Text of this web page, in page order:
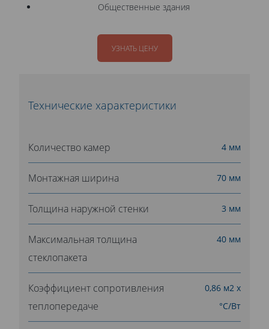
Общественные здания
УЗНАТЬ ЦЕНУ
Технические характеристики
Количество камер 4 мм
Монтажная ширина 70 мм
Толщина наружной стенки 3 мм
Максимальная толщина
стеклопакета
40 мм
Коэффициент сопротивления
теплопередаче
0,86 м2 х
°С/Вт